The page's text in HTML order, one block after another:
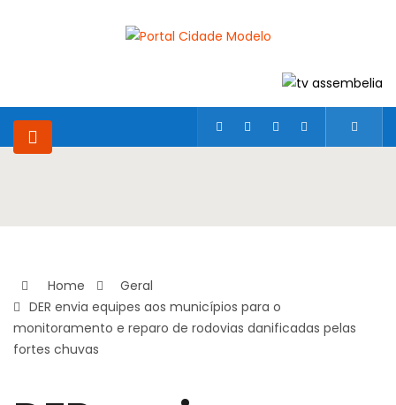
Home
Geral
DER envia equipes aos municípios para o
monitoramento e reparo de rodovias danificadas pelas
fortes chuvas